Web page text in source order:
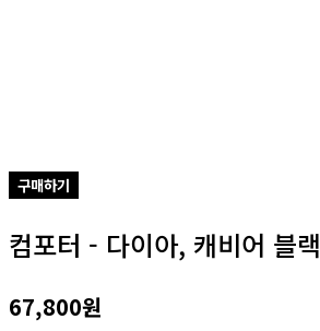
구매하기
컴포터 - 다이아, 캐비어 블랙
67,800원